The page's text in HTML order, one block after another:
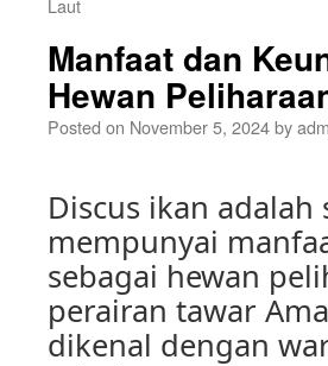
Laut
Manfaat dan
Hewan
Posted on November 5, 2024by
Discus ikan
mempunyai
sebagai hewan
perairan tawar
dikenal dengan